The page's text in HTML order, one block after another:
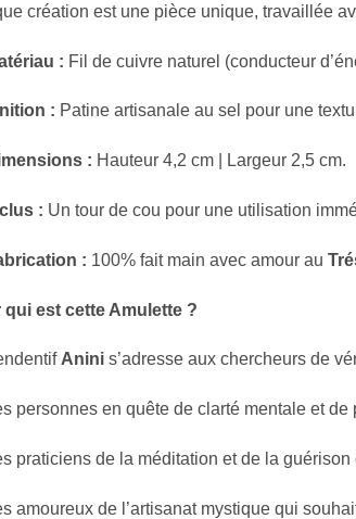
création est une pièce unique, travaillée
: Fil de cuivre naturel (conducteur
: Patine artisanale au sel pour une
: Hauteur 4,2 cm | Largeur 2,5 cm.
: Un tour de cou pour une utilisation
: 100% fait main avec amour au
qui est cette Amulette ?
Anini s’adresse aux chercheurs de
personnes en quête de clarté mentale et de
praticiens de la méditation et de la
amoureux de l’artisanat mystique qui